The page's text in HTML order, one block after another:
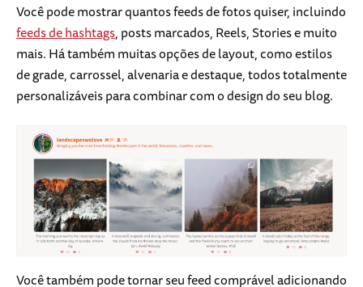
Você pode mostrar quantos feeds de fotos quiser, incluindo
feeds de hashtags, posts marcados, Reels, Stories e muito
mais. Há também muitas opções de layout, como estilos
de grade, carrossel, alvenaria e destaque, todos totalmente
personalizáveis para combinar com o design do seu blog.
Você também pode tornar seu feed comprável adicionando